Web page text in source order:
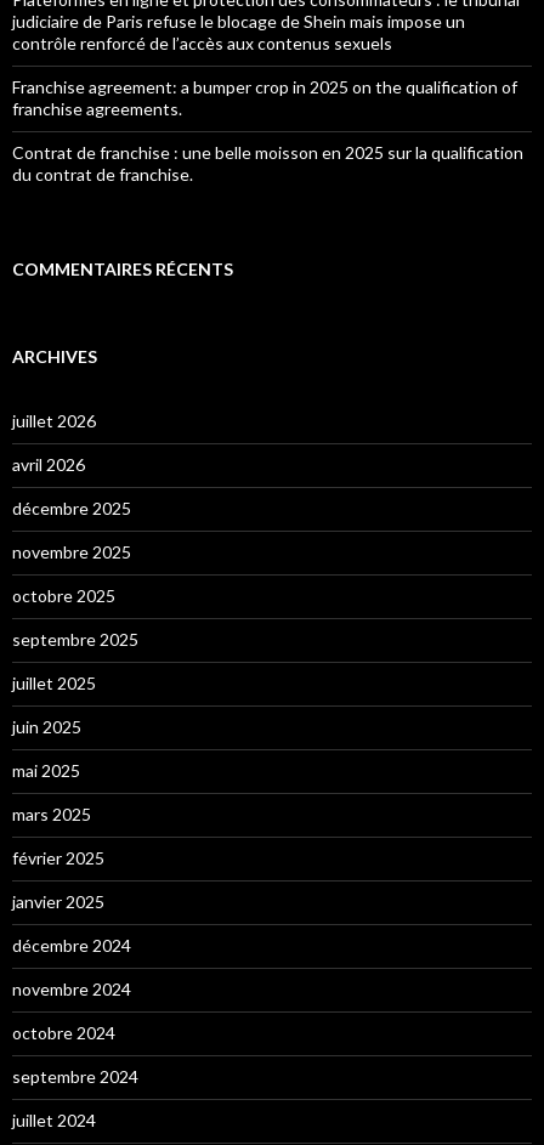
judiciaire de Paris refuse le blocage de Shein mais impose un
contrôle renforcé de l’accès aux contenus sexuels
Franchise agreement: a bumper crop in 2025 on the qualification of
franchise agreements.
Contrat de franchise : une belle moisson en 2025 sur la qualification
du contrat de franchise.
COMMENTAIRES RÉCENTS
ARCHIVES
juillet 2026
avril 2026
décembre 2025
novembre 2025
octobre 2025
septembre 2025
juillet 2025
juin 2025
mai 2025
mars 2025
février 2025
janvier 2025
décembre 2024
novembre 2024
octobre 2024
septembre 2024
juillet 2024